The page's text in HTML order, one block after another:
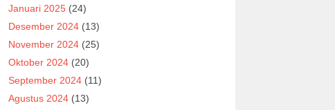
Januari 2025 (24)
Desember 2024 (13)
November 2024 (25)
Oktober 2024 (20)
September 2024 (11)
Agustus 2024 (13)